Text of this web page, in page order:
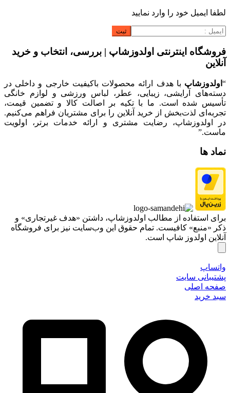
لطفا ایمیل خود را وارد نمایید
فروشگاه اینترنتی اولدوزشاپ | بررسی، انتخاب و خرید
آنلاین
“ اولدوزشاپ با هدف ارائه محصولات باکیفیت خارجی و داخلی در
دسته‌های آرایشی، زیبایی، عطر، لباس ورزشی و لوازم خانگی
تأسیس شده است. ما با تکیه بر اصالت کالا و تضمین قیمت،
تجربه‌ای لذت‌بخش از خرید آنلاین را برای مشتریان فراهم می‌کنیم.
در اولدوزشاپ، رضایت مشتری و ارائه خدمات برتر، اولویت
ماست.”
نماد ها
برای استفاده از مطالب اولدوزشاپ، داشتن «هدف غیرتجاری» و
ذکر «منبع» کافیست. تمام حقوق اين وب‌سايت نیز برای فروشگاه
آنلاین اولدوز شاپ است.
واتساپ
پشتیبانی سایت
صفحه اصلی
سبد خرید